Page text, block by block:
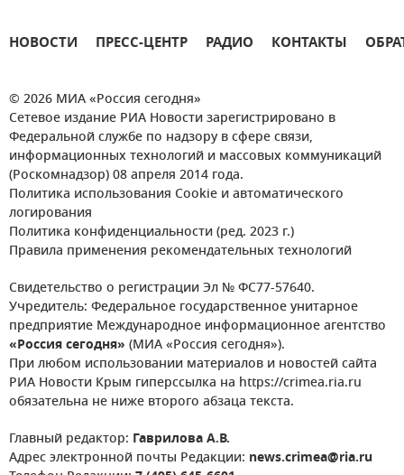
НОВОСТИ ПРЕСС-ЦЕНТР РАДИО КОНТАКТЫ
© 2026 МИА «Россия сегодня»
Сетевое издание РИА Новости зарегистрировано в
Федеральной службе по надзору в сфере связи,
информационных технологий и массовых коммуникаций
(Роскомнадзор) 08 апреля 2014 года.
Политика использования Cookie и автоматического
логирования
Политика конфиденциальности (ред. 2023 г.)
Правила применения рекомендательных технологий
Свидетельство о регистрации Эл № ФС77-57640.
Учредитель: Федеральное государственное унитарное
предприятие Международное информационное агентство
«Россия сегодня» (МИА «Россия сегодня»).
При любом использовании материалов и новостей сайта
РИА Новости Крым гиперссылка на https://crimea.ria.ru
обязательна не ниже второго абзаца текста.
Главный редактор: Гаврилова А.В.
Адрес электронной почты Редакции: news.crimea@ria.ru